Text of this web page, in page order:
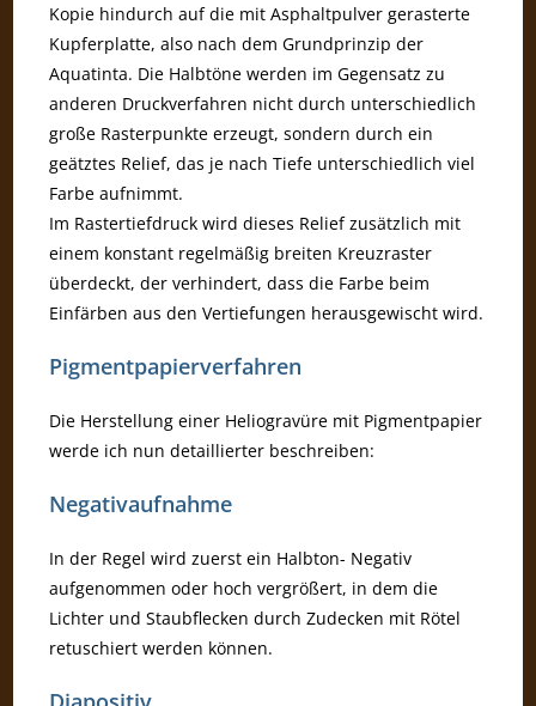
Kopie hindurch auf die mit Asphaltpulver gerasterte
Kupferplatte, also nach dem Grundprinzip der
Aquatinta. Die Halbtöne werden im Gegensatz zu
anderen Druckverfahren nicht durch unterschiedlich
große Rasterpunkte erzeugt, sondern durch ein
geätztes Relief, das je nach Tiefe unterschiedlich viel
Farbe aufnimmt.
Im Rastertiefdruck wird dieses Relief zusätzlich mit
einem konstant regelmäßig breiten Kreuzraster
überdeckt, der verhindert, dass die Farbe beim
Einfärben aus den Vertiefungen herausgewischt wird.
Pigmentpapierverfahren
Die Herstellung einer Heliogravüre mit Pigmentpapier
werde ich nun detaillierter beschreiben:
Negativaufnahme
In der Regel wird zuerst ein Halbton- Negativ
aufgenommen oder hoch vergrößert, in dem die
Lichter und Staubflecken durch Zudecken mit Rötel
retuschiert werden können.